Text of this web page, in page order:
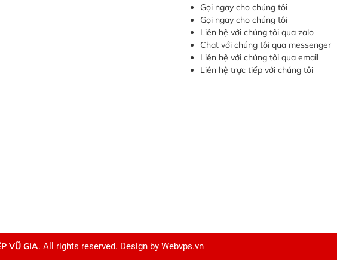
VŨ GIA. All rights reserved. Design by Webvps.vn
Gọi ngay cho chúng tôi
Gọi ngay cho chúng tôi
Liên hệ với chúng tôi qua zalo
Chat với chúng tôi qua messenger
Liên hệ với chúng tôi qua email
Liên hệ trực tiếp với chúng tôi